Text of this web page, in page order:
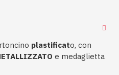
plastificato, con
e medaglietta